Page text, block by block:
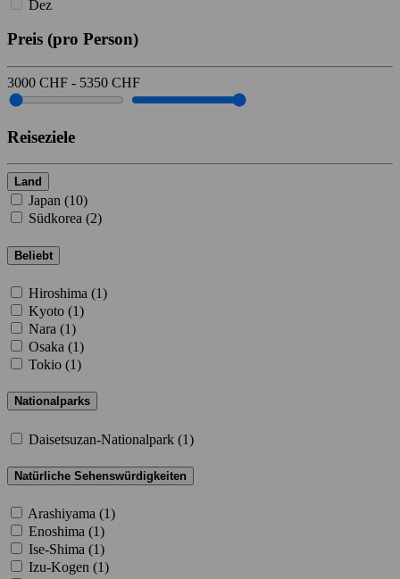
Dez
Preis (pro Person)
3000 CHF - 5350 CHF
Reiseziele
Land
Japan (10)
Südkorea (2)
Beliebt
Hiroshima (1)
Kyoto (1)
Nara (1)
Osaka (1)
Tokio (1)
Nationalparks
Daisetsuzan-Nationalpark (1)
Natürliche Sehenswürdigkeiten
Arashiyama (1)
Enoshima (1)
Ise-Shima (1)
Izu-Kogen (1)